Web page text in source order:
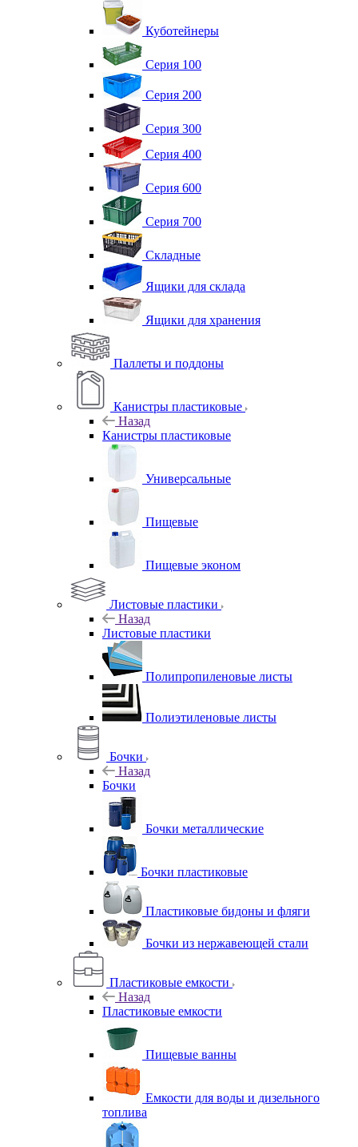
Куботейнеры
Серия 100
Серия 200
Серия 300
Серия 400
Серия 600
Серия 700
Складные
Ящики для склада
Ящики для хранения
Паллеты и поддоны
Канистры пластиковые
Назад
Канистры пластиковые
Универсальные
Пищевые
Пищевые эконом
Листовые пластики
Назад
Листовые пластики
Полипропиленовые листы
Полиэтиленовые листы
Бочки
Назад
Бочки
Бочки металлические
Бочки пластиковые
Пластиковые бидоны и фляги
Бочки из нержавеющей стали
Пластиковые емкости
Назад
Пластиковые емкости
Пищевые ванны
Емкости для воды и дизельного
топлива